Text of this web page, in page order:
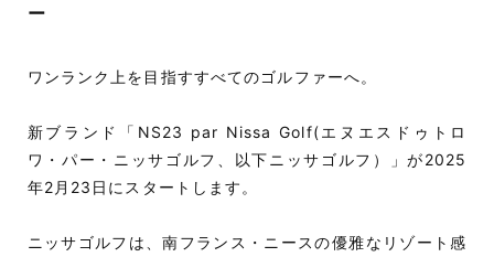
ー
ワンランク上を目指すすべてのゴルファーへ。
新ブランド「NS23 par Nissa Golf(エヌエスドゥトロ
ワ・パー・ニッサゴルフ、以下ニッサゴルフ）」が2025
年2月23日にスタートします。
ニッサゴルフは、南フランス・ニースの優雅なリゾート感